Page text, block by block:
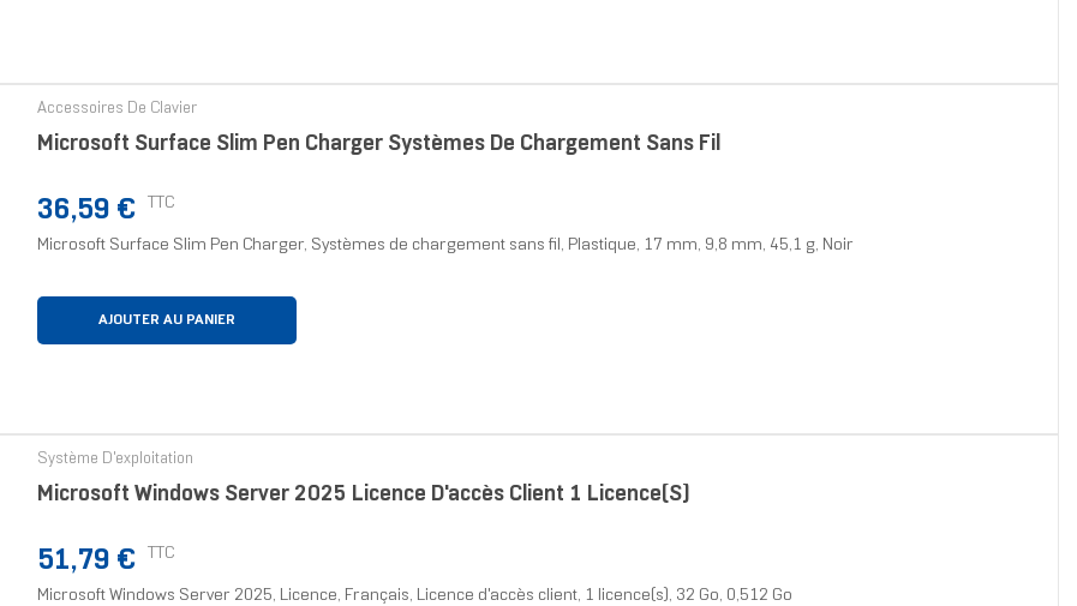
Accessoires De Clavier
Microsoft Surface Slim Pen Charger Systèmes De Chargement Sans Fil
Prix
36,59 € TTC
Microsoft Surface Slim Pen Charger, Systèmes de chargement sans fil, Plastique, 17 mm, 9,8 mm, 45,1 g, Noir
AJOUTER AU PANIER
Système D'exploitation
Microsoft Windows Server 2025 Licence D'accès Client 1 Licence(s)
Prix
51,79 € TTC
Microsoft Windows Server 2025, Licence, Français, Licence d'accès client, 1 licence(s), 32 Go, 0,512 Go